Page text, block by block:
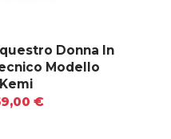
Donna In
Modello
Kemi
€